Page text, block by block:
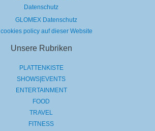
Datenschutz
GLOMEX Datenschutz
cookies policy auf dieser Website
Unsere Rubriken
PLATTENKISTE
SHOWS|EVENTS
ENTERTAINMENT
FOOD
TRAVEL
FITNESS